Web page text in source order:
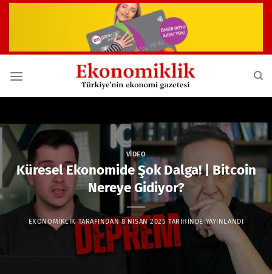
VIDEO
Küresel Ekonomide Şok Dalga! | Bitcoin
Nereye Gidiyor?
EKONOMIKLIKTARAFINDAN 8 NISAN 2025 TARIHINDE YAYINLANDI